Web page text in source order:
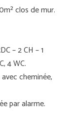
clos de mur.
– 2 CH – 1
4 WC.
cheminée,
par alarme.